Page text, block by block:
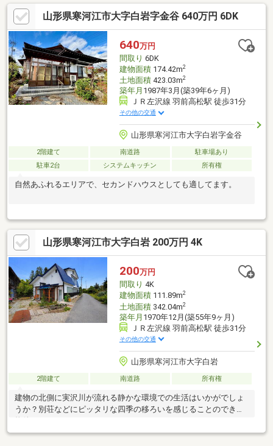
山形県寒河江市大字白岩字金谷 640万円 6DK
640万円
間取り 6DK
建物面積174.42m2
土地面積423.03m2
築年月 1987年3月(築39年6ヶ月)
ＪＲ左沢線 羽前高松駅 徒歩31分
その他の交通
山形県寒河江市大字白岩字金谷
2階建て 南道路
駐車場あり
駐車2台
システムキッチン 所有権
自然あふれるエリアで、セカンドハウスとしても適してます。
山形県寒河江市大字白岩 200万円 4K
200万円
間取り 4K
建物面積111.89m2
土地面積342.04m2
築年月 1970年12月(築55年9ヶ月)
ＪＲ左沢線 羽前高松駅 徒歩31分
その他の交通
山形県寒河江市大字白岩
2階建て 南道路 所有権
建物の北側に実沢川が流れる静かな環境での生活はいかがでしょ
うか？別荘などにピッタリな四季の移ろいを感じることのできる